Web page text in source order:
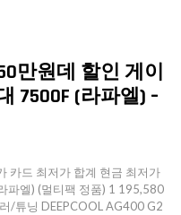
만원데 할인 게이
7500F (라파엘) –
카드 최저가 합계 현금 최저가
파엘) (멀티팩 정품) 1 195,580
/튜닝 DEEPCOOL AG400 G2